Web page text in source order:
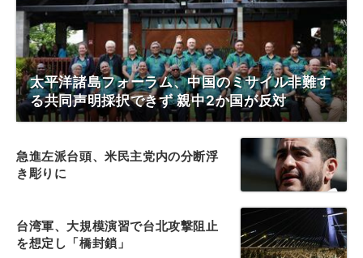
太平洋諸島フォーラム、中国のミサイル非難す
る共同声明採択できず 親中2か国が反対
急進左派台頭、米民主党内の分断浮
き彫りに
台湾軍、大規模演習で台北攻撃阻止
を想定し「橋封鎖」